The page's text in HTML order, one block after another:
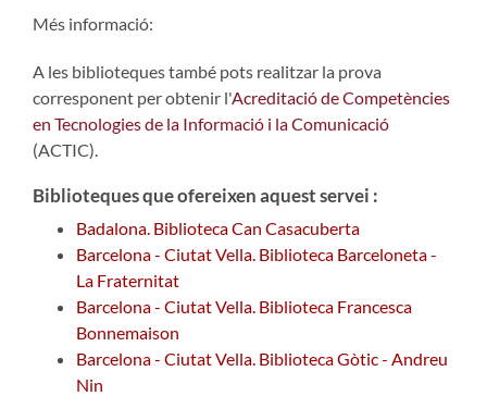
Més informació:
A les biblioteques també pots realitzar la prova
corresponent per obtenir l'Acreditació de Competències
en Tecnologies de la Informació i la Comunicació
(ACTIC).
Biblioteques que ofereixen aquest servei :
Badalona. Biblioteca Can Casacuberta
Barcelona - Ciutat Vella. Biblioteca Barceloneta -
La Fraternitat
Barcelona - Ciutat Vella. Biblioteca Francesca
Bonnemaison
Barcelona - Ciutat Vella. Biblioteca Gòtic - Andreu
Nin